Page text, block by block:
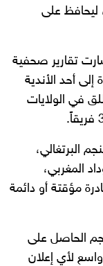
ليحافظ على
تقارير صحفية
إلى أحد الأندية
في الولايات
البرتغالي،
المغربي،
مؤقتة أو دائمة
الحاصل على
لأي إعلان